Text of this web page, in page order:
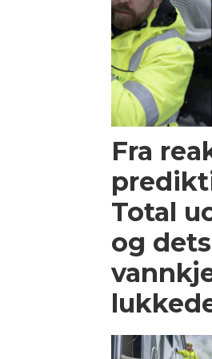
Fra
Total
og